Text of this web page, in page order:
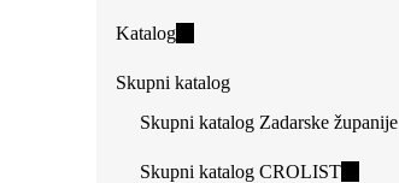
Katalog(link
external)
Skupni katalog
Skupni katalog Zadarske županije
Skupni katalog CROLIST(link